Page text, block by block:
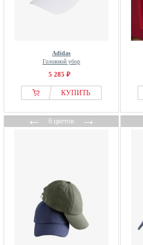
Adidas
Головной убор
5 285 ₽
КУПИТЬ
←6 цветов→